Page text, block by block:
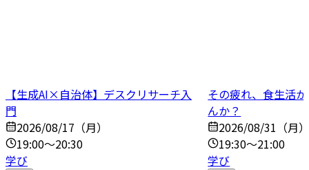
【生成AI×自治体】デスクリサーチ入
門
2026/08/17（月）
19:00～20:30
学び
その疲れ、食生活
んか？
2026/08/31（月
19:30～21:00
学び